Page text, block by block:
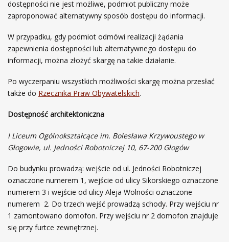
dostępności nie jest możliwe, podmiot publiczny może
zaproponować alternatywny sposób dostępu do informacji.
W przypadku, gdy podmiot odmówi realizacji żądania
zapewnienia dostępności lub alternatywnego dostępu do
informacji, można złożyć skargę na takie działanie.
Po wyczerpaniu wszystkich możliwości skargę można przesłać
także do Rzecznika Praw Obywatelskich.
Dostępność architektoniczna
I Liceum Ogólnokształcące im. Bolesława Krzywoustego w
Głogowie, ul. Jedności Robotniczej 10, 67-200 Głogów
Do budynku prowadzą: wejście od ul. Jedności Robotniczej
oznaczone numerem 1, wejście od ulicy Sikorskiego oznaczone
numerem 3 i wejście od ulicy Aleja Wolności oznaczone
numerem 2. Do trzech wejść prowadzą schody. Przy wejściu nr
1 zamontowano domofon. Przy wejściu nr 2 domofon znajduje
się przy furtce zewnętrznej.